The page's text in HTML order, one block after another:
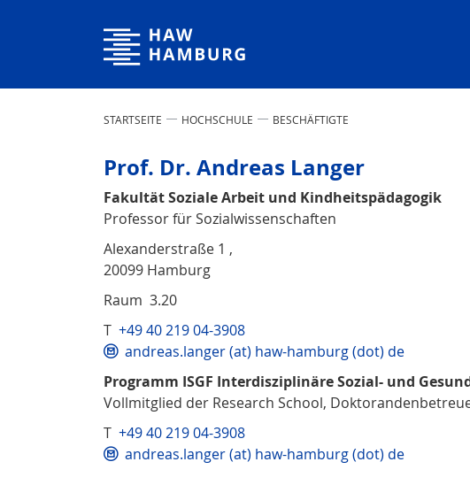
Hochschule für Angewandte Wissenschaften Hamburg
STARTSEITE HOCHSCHULE BESCHÄFTIGTE
Prof. Dr. Andreas Langer
Fakultät Soziale Arbeit und Kindheitspädagogik
Professor für Sozialwissenschaften
Alexanderstraße 1 ,
20099 Hamburg
Raum 3.20
T +49 40 219 04-3908
andreas.langer (at) haw-hamburg (dot) de
Programm ISGF Interdisziplinäre Sozial- und
Vollmitglied der Research School,
T +49 40 219 04-3908
andreas.langer (at) haw-hamburg (dot) de